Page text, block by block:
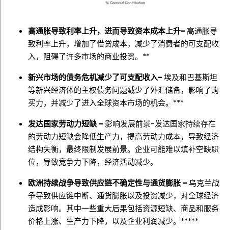
高通胀导致利率上升，进而导致资本成本上升-高通胀导
致利率上升，增加了借贷成本，减少了消费者的可支配收
入，阻碍了许多市场的商业投资。**
新兴市场的债务危机减少了可支配收入-埃及和巴基斯坦
等新兴经济体的主权债务问题减少了外汇储备，影响了购
买力，并减少了进入全球资本市场的机会。***
发达国家劳动力短缺 –影响发展前景-发达国家持续存在
的劳动力短缺会降低生产力，提高劳动力成本，导致经济
结构失衡，最终限制发展前景。企业可能难以填补空缺职
位，导致竞争力下降，经济活动减少。
欧洲持续战争导致供应链不确定性与通货膨胀 –乌克兰战
争导致供应链中断、通货膨胀以及投资减少，对全球经济
造成影响。其中一些重大后果包括资源短缺、商品和服务
价格上涨、生产力下降，以及企业利润减少。*****